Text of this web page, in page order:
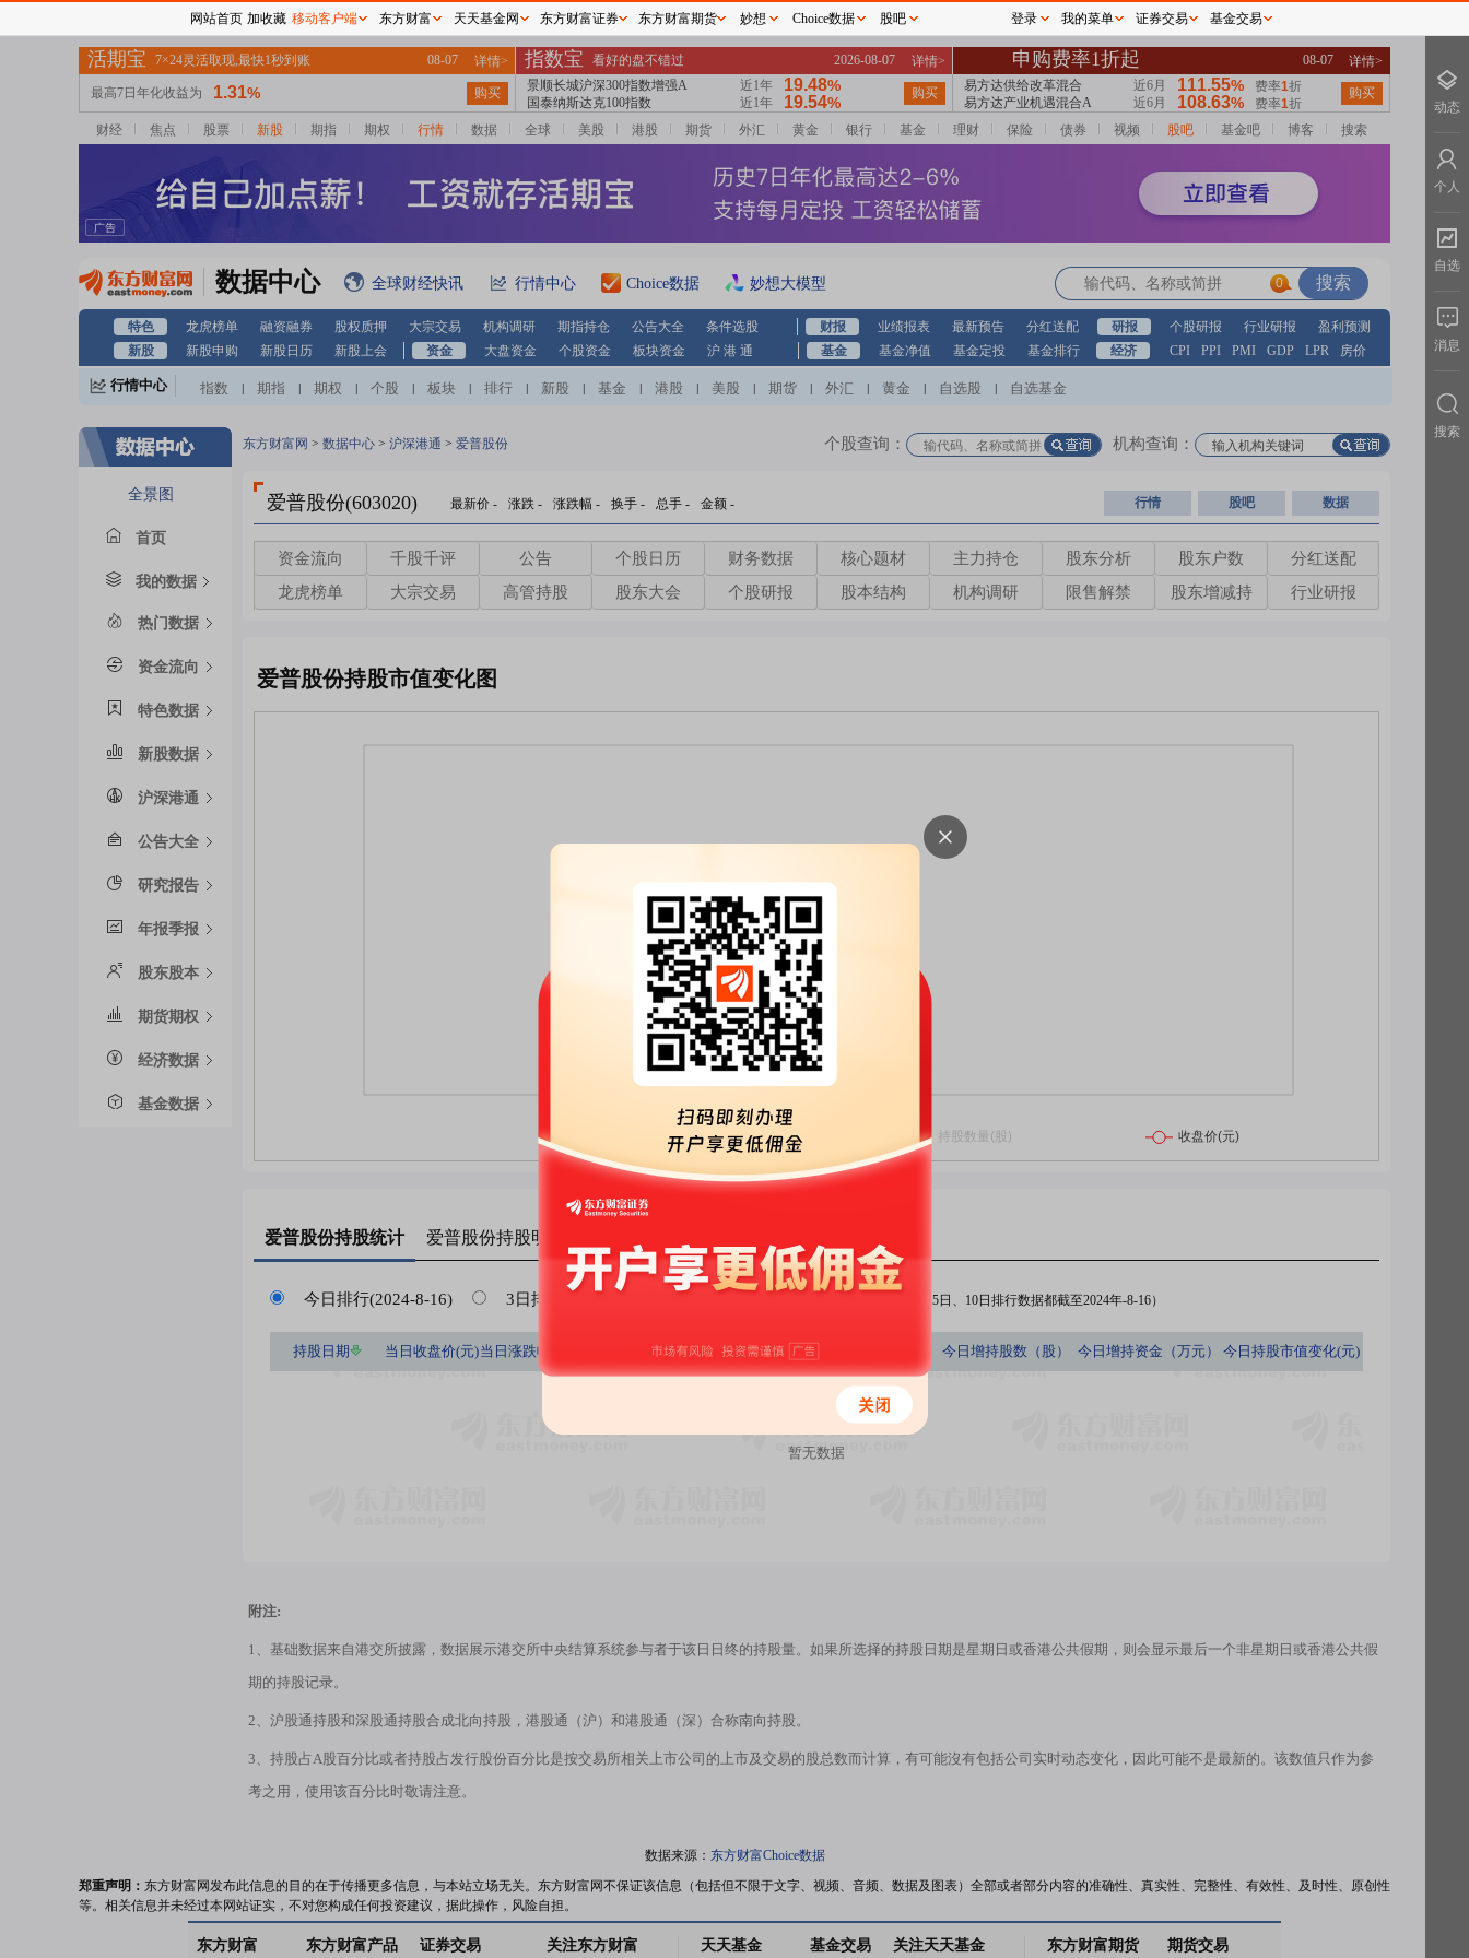
财经 焦点 股票 新股 期指 期权 行情 数据 全球 美股 港股 期货 外汇 黄金 银行 基金 理财 保险 债券 视频 股吧 基金吧 博客 搜索
数据中心 全球财经快讯 行情中心 Choice数据 妙想大模型 0
特色 龙虎榜单 融资融券 股权质押 大宗交易 机构调研 期指持仓 公告大全 条件选股 财报 业绩报表 最新预告 分红送配 研报 个股研报 行业研报
盈利预测
新股
新股申购 新股日历 新股上会 资金 大盘资金 个股资金 板块资金 沪 港 通 基金 基金净值 基金定投 基金排行 经济 CPI PPI PMI GDP LPR 房价
行情中心 指数 期指 期权 个股 板块 排行 新股 基金 港股 美股 期货 外汇 黄金 自选股 自选基金
全景图
首页
我的数据
热门数据
资金流向
特色数据
新股数据
沪深港通
公告大全
研究报告
年报季报
股东股本
期货期权
经济数据
基金数据
东方财富网 > 数据中心 > 沪深港通 > 爱普股份 个股查询： 机构查询：
爱普股份(603020) 最新价 - 涨跌 - 涨跌幅 - 换手 - 总手 - 金额 - 行情 股吧 数据
资金流向 千股千评 公告 个股日历 财务数据 核心题材 主力持仓 股东分析 股东户数
分红送配
龙虎榜单
大宗交易 高管持股 股东大会 个股研报 股本结构 机构调研 限售解禁 股东增减持 行业研报
爱普股份持股市值变化图
爱普股份持股统计 爱普股份持股明细
今日排行(2024-8-16) 3日排行 （注：今日、3日、5日、10日排行数据都截至2024年-8-16）
持股日期 当日收盘价(元)当日涨跌幅(%) 持股数量(股) 持股市值(元)
持股数量占A股百分比
今日 增持股数（股） 今日 增持资金（万元） 今日 持股市值变化(元)
暂无数据
附注:
1、基础数据来自港交所披露，数据展示港交所中央结算系统参与者于该日日终的持股量。如果所选择的持股日期是星期日或香港公共假期，则会显示最后一个非星期日或香港公共假
期的持股记录。
2、沪股通持股和深股通持股合成北向持股，港股通（沪）和港股通（深）合称南向持股。
3、持股占A股百分比或者持股占发行股份百分比是按交易所相关上市公司的上市及交易的股总数而计算，有可能沒有包括公司实时动态变化，因此可能不是最新的。该数值只作为参
考之用，使用该百分比时敬请注意。
数据来源： 东方财富Choice数据
郑重声明： 东方财富网发布此信息的目的在于传播更多信息，与本站立场无关。东方财富网不保证该信息（包括但不限于文字、视频、音频、数据及图表）全部或者部分内容的准确性、真实性、完整性、有效性、及时性、原创性
等。相关信息并未经过本网站证实，不对您构成任何投资建议，据此操作，风险自担。
东方财富 东方财富产品 证券交易 关注东方财富 天天基金 基金交易 关注天天基金 东方财富期货 期货交易
网站首页 加收藏 移动客户端 东方财富 天天基金网 东方财富证券 东方财富期货 妙想 Choice数据 股吧 登录 我的菜单 证券交易 基金交易
动态
个人
自选
消息
搜索